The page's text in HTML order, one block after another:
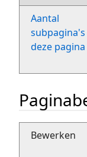
Aantal
subpagina's
deze pagina
Bewerken